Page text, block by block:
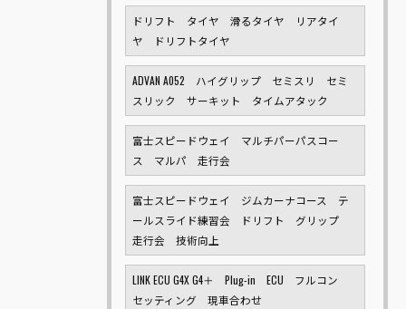
ドリフト タイヤ 滑るタイヤ リアタイ
ヤ ドリフトタイヤ
ADVAN A052 ハイグリップ セミスリ セミ
スリック サーキット タイムアタック
富士スピードウェイ マルチパーパスコー
ス マルパ 走行会
富士スピードウェイ ジムカーナコース テ
ールスライド練習会 ドリフト グリップ
走行会 技術向上
LINK ECU G4X G4＋ Plug-in ECU フルコン
セッティング 現車合わせ